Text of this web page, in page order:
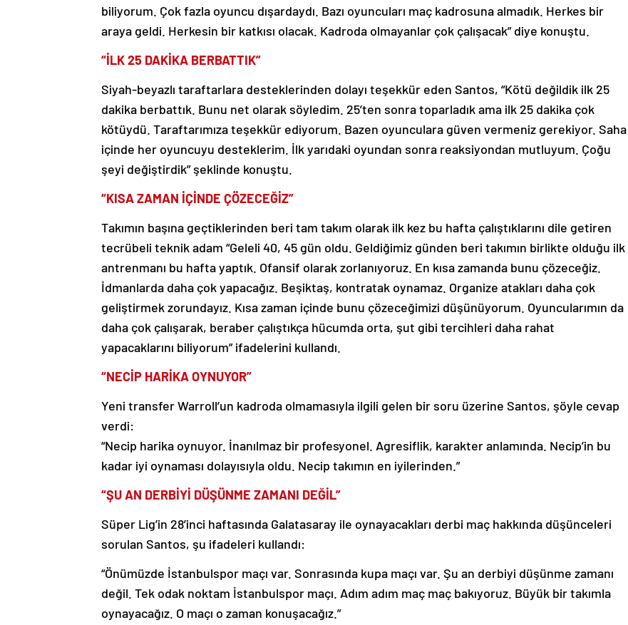
biliyorum. Çok fazla oyuncu dışardaydı. Bazı oyuncuları maç kadrosuna almadık. Herkes bir
araya geldi. Herkesin bir katkısı olacak. Kadroda olmayanlar çok çalışacak” diye konuştu.
“İLK 25 DAKİKA BERBATTIK”
Siyah-beyazlı taraftarlara desteklerinden dolayı teşekkür eden Santos, “Kötü değildik ilk 25
dakika berbattık. Bunu net olarak söyledim. 25’ten sonra toparladık ama ilk 25 dakika çok
kötüydü. Taraftarımıza teşekkür ediyorum. Bazen oyunculara güven vermeniz gerekiyor. Saha
içinde her oyuncuyu desteklerim. İlk yarıdaki oyundan sonra reaksiyondan mutluyum. Çoğu
şeyi değiştirdik” şeklinde konuştu.
“KISA ZAMAN İÇİNDE ÇÖZECEĞİZ”
Takımın başına geçtiklerinden beri tam takım olarak ilk kez bu hafta çalıştıklarını dile getiren
tecrübeli teknik adam “Geleli 40, 45 gün oldu. Geldiğimiz günden beri takımın birlikte olduğu ilk
antrenmanı bu hafta yaptık. Ofansif olarak zorlanıyoruz. En kısa zamanda bunu çözeceğiz.
İdmanlarda daha çok yapacağız. Beşiktaş, kontratak oynamaz. Organize atakları daha çok
geliştirmek zorundayız. Kısa zaman içinde bunu çözeceğimizi düşünüyorum. Oyuncularımın da
daha çok çalışarak, beraber çalıştıkça hücumda orta, şut gibi tercihleri daha rahat
yapacaklarını biliyorum” ifadelerini kullandı.
“NECİP HARİKA OYNUYOR”
Yeni transfer Warroll’un kadroda olmamasıyla ilgili gelen bir soru üzerine Santos, şöyle cevap
verdi:
“Necip harika oynuyor. İnanılmaz bir profesyonel. Agresiflik, karakter anlamında. Necip’in bu
kadar iyi oynaması dolayısıyla oldu. Necip takımın en iyilerinden.”
“ŞU AN DERBİYİ DÜŞÜNME ZAMANI DEĞİL”
Süper Lig’in 28’inci haftasında Galatasaray ile oynayacakları derbi maç hakkında düşünceleri
sorulan Santos, şu ifadeleri kullandı:
“Önümüzde İstanbulspor maçı var. Sonrasında kupa maçı var. Şu an derbiyi düşünme zamanı
değil. Tek odak noktam İstanbulspor maçı. Adım adım maç maç bakıyoruz. Büyük bir takımla
oynayacağız. O maçı o zaman konuşacağız.”